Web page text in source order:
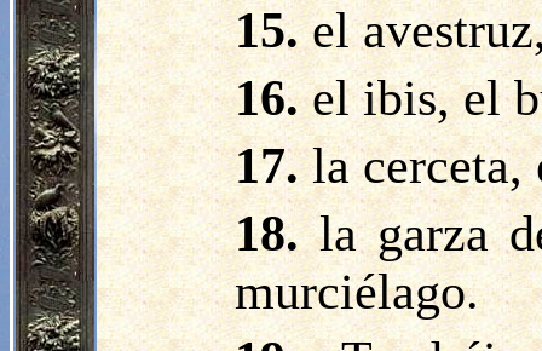
15.el
16.el ibis, el
17.la cerceta,
18.la garza
murciélago.